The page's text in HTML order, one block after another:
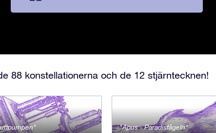
88 konstellationerna och de 12 stjärntecknen!
Apus - Paradisfågeln